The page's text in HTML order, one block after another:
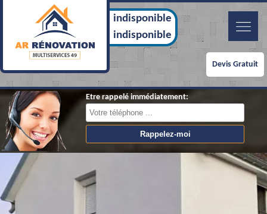
indisponible
indisponible
Devis Gratuit
Etre rappelé immédiatement: